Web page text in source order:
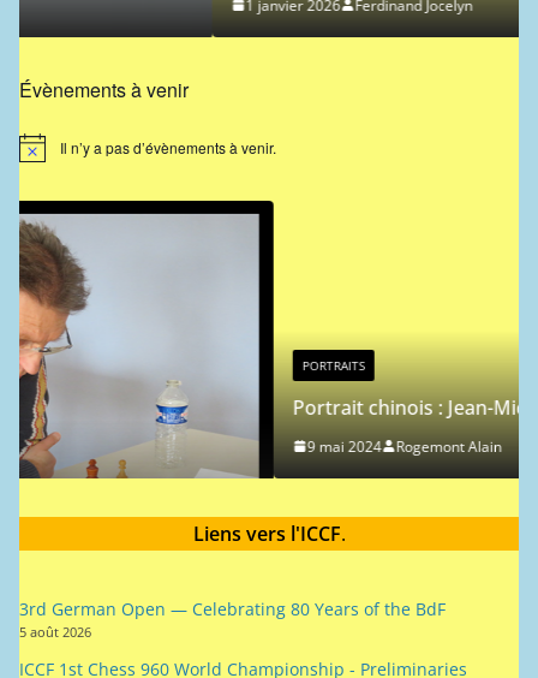
Ferdinand Jocelyn
Évènements à venir
N
i
c
e
Il n’y a pas d’évènements à venir.
Portrait chinois : Jean-Michel Hagnere
9 mai 2024 Rogemont Alain
Liens vers l'ICCF.
3rd German Open — Celebrating 80 Years of the BdF
5 août 2026
ICCF 1st Chess 960 World Championship - Preliminaries